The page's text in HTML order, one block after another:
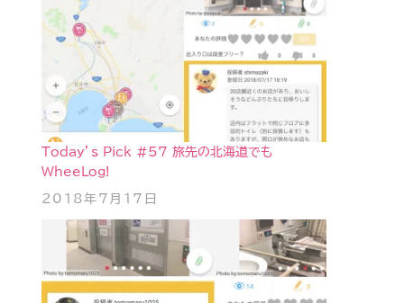
Today’s Pick #57 旅先の北海道でも
WheeLog!
2018年7月17日